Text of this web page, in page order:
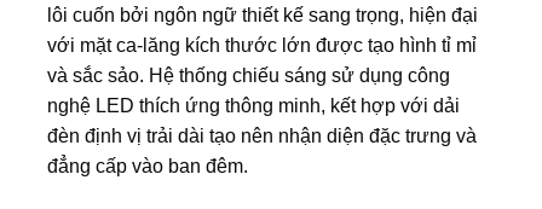
lôi cuốn bởi ngôn ngữ thiết kế sang trọng, hiện đại
với mặt ca-lăng kích thước lớn được tạo hình tỉ mỉ
và sắc sảo. Hệ thống chiếu sáng sử dụng công
nghệ LED thích ứng thông minh, kết hợp với dải
đèn định vị trải dài tạo nên nhận diện đặc trưng và
đẳng cấp vào ban đêm.